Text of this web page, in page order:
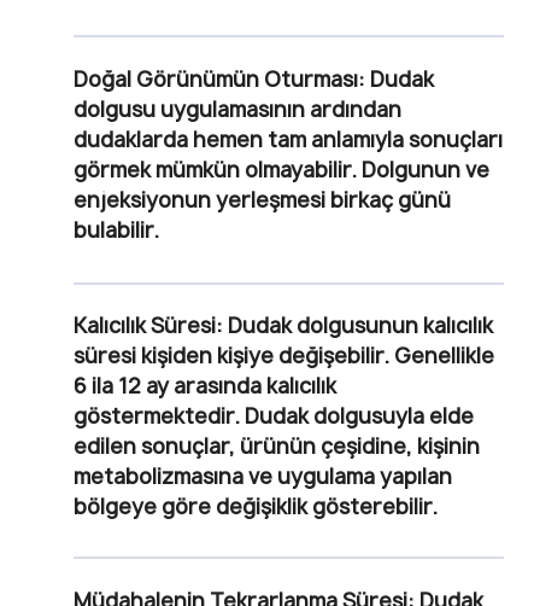
Doğal Görünümün Oturması: Dudak
dolgusu uygulamasının ardından
dudaklarda hemen tam anlamıyla sonuçları
görmek mümkün olmayabilir. Dolgunun ve
enjeksiyonun yerleşmesi birkaç günü
bulabilir.
Kalıcılık Süresi: Dudak dolgusunun kalıcılık
süresi kişiden kişiye değişebilir. Genellikle
6 ila 12 ay arasında kalıcılık
göstermektedir. Dudak dolgusuyla elde
edilen sonuçlar, ürünün çeşidine, kişinin
metabolizmasına ve uygulama yapılan
bölgeye göre değişiklik gösterebilir.